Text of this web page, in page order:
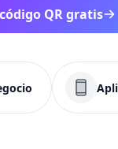
QR gratis